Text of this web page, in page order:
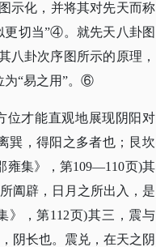
示化，并将其对先天而称
更切当”④。就先天八卦图
八卦次序图所示的原理，
为“易之用”。⑥
位才能直观地展现阴阳对
巽，得阳之多者也；艮坎
雍集》，第109—110页)其
阖辟，日月之所出入，是
》，第112页)其三，震与
阴长也。震兑，在天之阴